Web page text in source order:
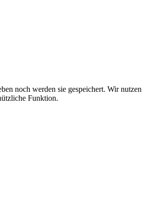
noch werden sie gespeichert. Wir nutzen
Funktion.